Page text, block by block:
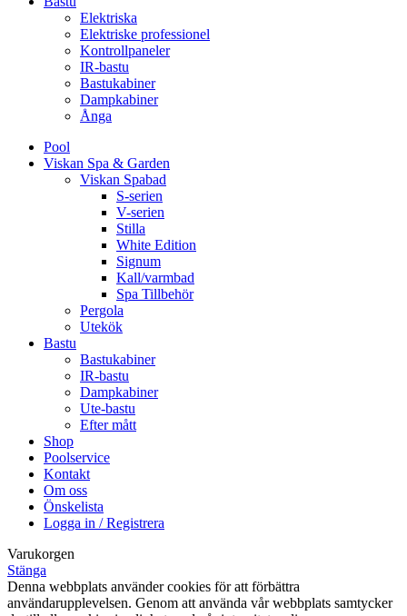
Elektriska
Elektriske professionel
Kontrollpaneler
IR-bastu
Bastukabiner
Dampkabiner
Ånga
Pool
Viskan Spa & Garden
Viskan Spabad
S-serien
V-serien
Stilla
White Edition
Signum
Kall/varmbad
Spa Tillbehör
Pergola
Utekök
Bastu
Bastukabiner
IR-bastu
Dampkabiner
Ute-bastu
Efter mått
Shop
Poolservice
Kontakt
Om oss
Önskelista
Logga in / Registrera
Varukorgen
Stänga
Denna webbplats använder cookies för att förbättra
användarupplevelsen. Genom att använda vår webbplats samtycker